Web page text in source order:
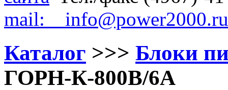
mail: info@power2000.ru
Каталог >>> Блоки
ГОРН-К-800В/6А